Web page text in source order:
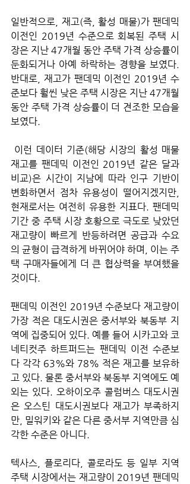
일반적으로, 재고(즉, 활성 매물)가 팬데믹
이전인 2019년 수준으로 회복된 주택 시
장은 지난 47개월 동안 주택 가격 상승률이
둔화되거나 아예 하락하는 경향을 보였다.
반대로, 재고가 팬데믹 이전인 2019년 수
준보다 훨씬 낮은 주택 시장은 지난 47개월
동안 주택 가격 상승률이 더 견조한 모습을
보였다.
재고를 팬데믹 이전인 2019년 같은 달과
비교)은 시간이 지남에 따라 인구 기반이
변화하면서 점차 유용성이 떨어지겠지만,
현재로서는 여전히 유용한 지표다. 팬데믹
기간 중 주택 시장 호황으로 극도로 낮았던
재고량이 빠르게 반등하려면 공급과 수요
의 균형이 급격하게 바뀌어야 하며, 이는 주
택 구매자들에게 더 큰 협상력을 부여했을
것이다.
팬데믹 이전인 2019년 수준보다 재고량이
가장 적은 대도시권은 중서부와 북동부 지
역에 집중되어 있다. 예를 들어 시카고와 코
네티컷주 하트퍼드는 팬데믹 이전 수준보
다 각각 63%와 78% 적은 재고를 보유하
고 있다. 물론 중서부와 북동부 지역에도 예
외는 있다. 오하이오주 콜럼버스 대도시권
은 오스틴 대도시권보다 재고가 부족하지
만, 밀워키와 같은 다른 중서부 지역만큼 심
각한 수준은 아니다.
텍사스, 플로리다, 콜로라도 등 일부 지역
주택 시장에서는 재고량이 2019년 팬데믹